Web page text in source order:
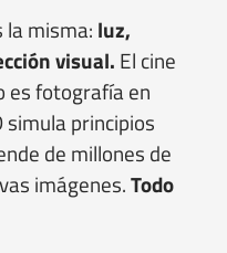
la misma: luz,
visual. El cine
es fotografía en
principios
de millones de
imágenes.Todo